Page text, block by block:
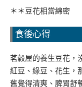
＊＊豆花相當綿密
食後心得
茗穀屋的養生豆花，
紅豆、綠豆、花生，
舊覺得清爽、脾胃舒